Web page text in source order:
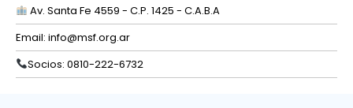
Av. Santa Fe 4559 - C.P. 1425 - C.A.B.A
Email: info@msf.org.ar
Socios: 0810-222-6732